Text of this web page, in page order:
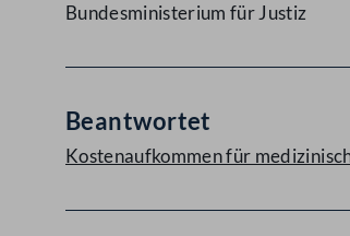
Bundesministerium für Justiz
Beantwortet
Kostenaufkommen für